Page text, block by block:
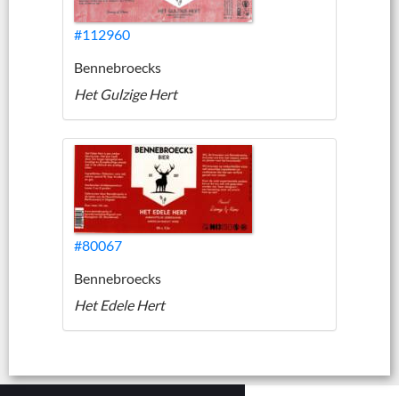
#112960
Bennebroecks
Het Gulzige Hert
#80067
Bennebroecks
Het Edele Hert